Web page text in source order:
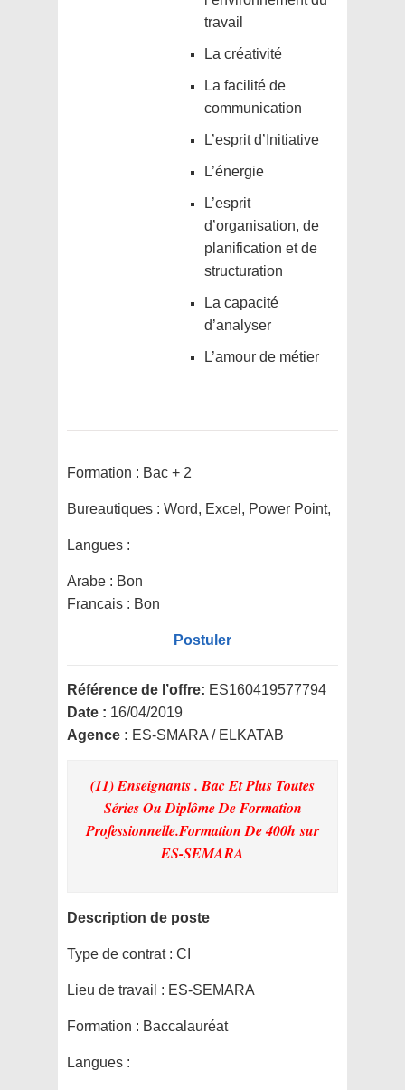
travail
La créativité
La facilité de
communication
L’esprit d’Initiative
L’énergie
L’esprit
d’organisation, de
planification et de
structuration
La capacité
d’analyser
L’amour de métier
Formation : Bac + 2
Bureautiques : Word, Excel, Power Point,
Langues :
Arabe : Bon
Francais : Bon
Postuler
Référence de l’offre: ES160419577794
Date : 16/04/2019
Agence : ES-SMARA / ELKATAB
(11) Enseignants . Bac Et Plus Toutes
Séries Ou Diplôme De Formation
Professionnelle.Formation De 400hsur
ES-SEMARA
Description de poste
Type de contrat : CI
Lieu de travail : ES-SEMARA
Formation : Baccalauréat
Langues :